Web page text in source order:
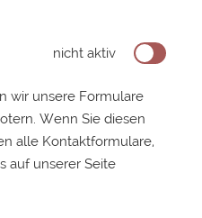
nicht aktiv
wir unsere Formulare
Wenn Sie diesen
alle Kontaktformulare,
auf unserer Seite